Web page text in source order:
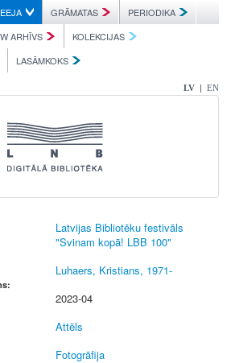
GRĀMATAS
PERIODIKA
ARHĪVS
KOLEKCIJAS
LASĀMKOKS
LV | EN
Latvijas Bibliotēku festivāls
"Svinam kopā! LBB 100"
Luhaers, Kristians, 1971-
2023-04
Attēls
Fotogrāfija